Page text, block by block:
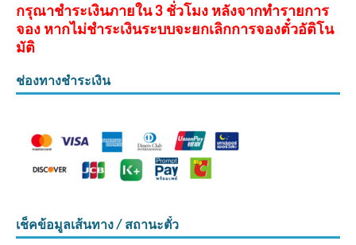
กรุณาชำระเงินภายใน 3 ชั่วโมง หลังจากทำรายการ
จอง หากไม่ชำระเงินระบบจะยกเลิกการจองตั๋วอัติโน
มัติ
ช่องทางชำระเงิน
เช็คข้อมูลเส้นทาง / สถานะตั๋ว